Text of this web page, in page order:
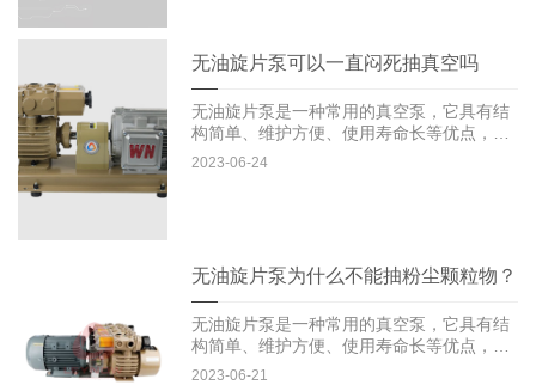
无油旋片泵可以一直闷死抽真空吗
无油旋片泵是一种常用的真空泵，它具有结
构简单、维护方便、使用寿命长等优点，在
很多领域得到了广泛的应用...
2023-06-24
无油旋片泵为什么不能抽粉尘颗粒物？
无油旋片泵是一种常用的真空泵，它具有结
构简单、维护方便、使用寿命长等优点，在
很多领域得到了广泛的应用...
2023-06-21